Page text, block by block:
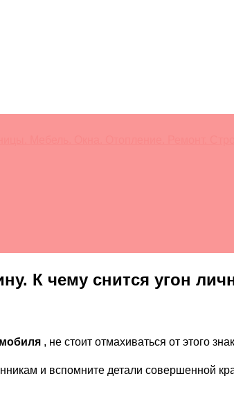
К чему снится угон
, не стоит отмахиваться от этого
и вспомните детали совершенной